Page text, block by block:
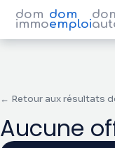
dom
immo
dom
emploi
← Retour aux résultats
Aucune